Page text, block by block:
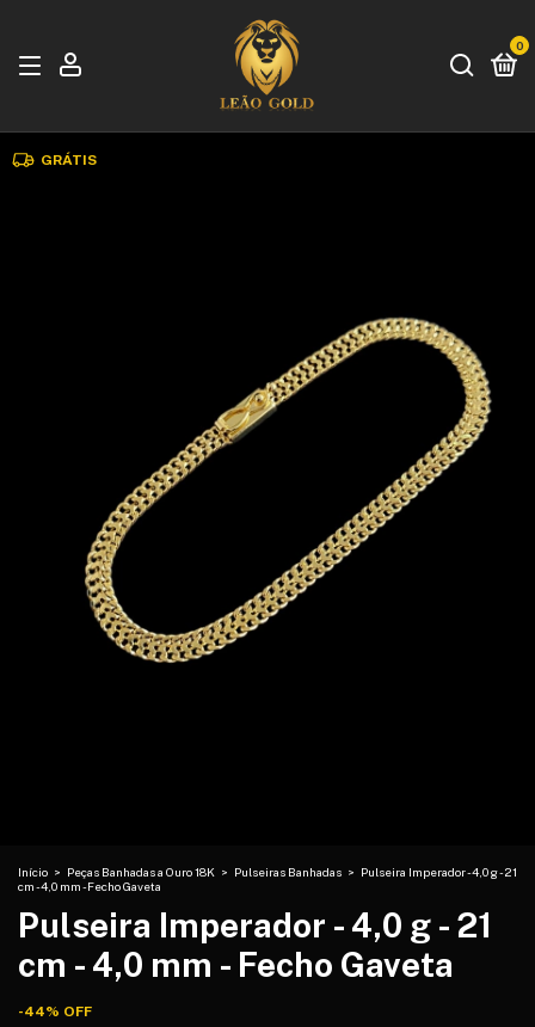
0
GRÁTIS
Início > Peças Banhadas a Ouro 18K > Pulseiras Banhadas > Pulseira Imperador - 4,0 g - 21
cm - 4,0 mm - Fecho Gaveta
Pulseira Imperador - 4,0 g - 21
cm - 4,0 mm - Fecho Gaveta
-44% OFF